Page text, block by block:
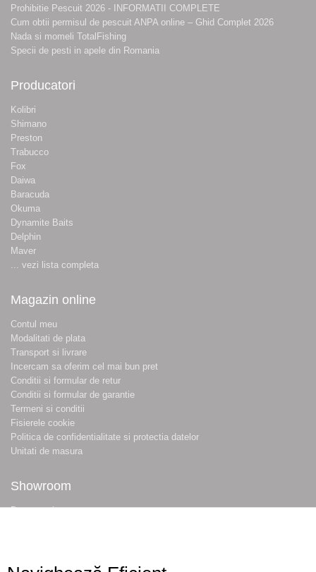
Prohibitie Pescuit 2026 - INFORMATII COMPLETE
Cum obtii permisul de pescuit ANPA online – Ghid Complet 2026
Nada si momeli TotalFishing
Specii de pesti in apele din Romania
Producatori
Kolibri
Shimano
Preston
Trabucco
Fox
Daiwa
Baracuda
Okuma
Dynamite Baits
Delphin
Maver
... vezi lista completa
Magazin online
Contul meu
Modalitati de plata
Transport si livrare
Incercam sa oferim cel mai bun pret
Conditii si formular de retur
Conditii si formular de garantie
Termeni si conditii
Fisierele cookie
Politica de confidentialitate si protectia datelor
Unitati de masura
Showroom
Despre noi